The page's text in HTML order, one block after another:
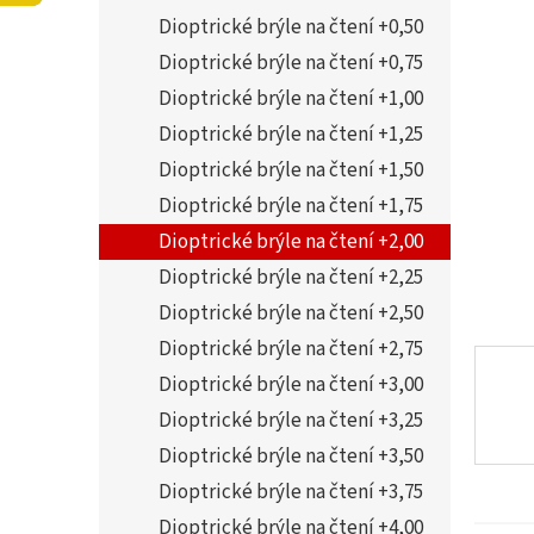
Dioptrické brýle na čtení +0,50
Dioptrické brýle na čtení +0,75
Dioptrické brýle na čtení +1,00
Dioptrické brýle na čtení +1,25
Dioptrické brýle na čtení +1,50
Dioptrické brýle na čtení +1,75
Dioptrické brýle na čtení +2,00
Dioptrické brýle na čtení +2,25
Dioptrické brýle na čtení +2,50
Dioptrické brýle na čtení +2,75
Dioptrické brýle na čtení +3,00
Dioptrické brýle na čtení +3,25
Dioptrické brýle na čtení +3,50
Dioptrické brýle na čtení +3,75
Dioptrické brýle na čtení +4,00